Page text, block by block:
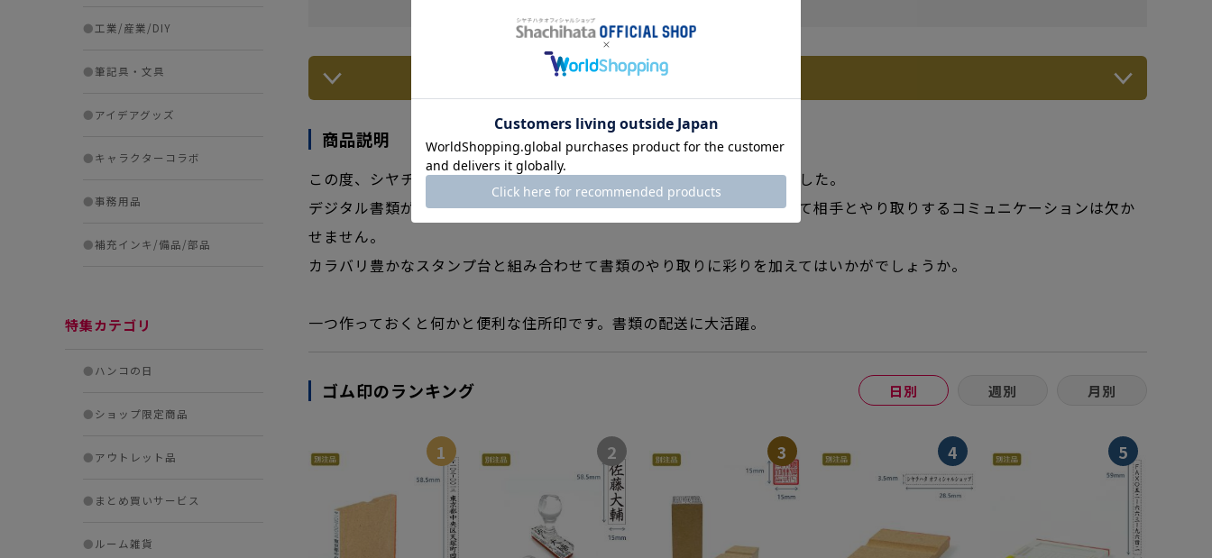
●工業/産業/DIY
●筆記具・文具
●アイデアグッズ
●キャラクターコラボ
●事務用品
●補充インキ/備品/部品
特集カテゴリ
●ハンコの日
●ショップ限定商品
●アウトレット品
● まとめ買いサービス
● ルーム雑貨
別注商品とは？
商品説明
この度、シヤチハタオフィシャルショップでゴム印の取扱いを開始しました。
デジタル書類が普及した現在でも印刷された紙へ新たな文字情報を加えて相手とやり取りするコミュニケーションは欠か
せません。
カラバリ豊かなスタンプ台と組み合わせて書類のやり取りに彩りを加えてはいかがでしょうか。
一つ作っておくと何かと便利な住所印です。書類の配送に大活躍。
ゴム印のランキング 日別 週別 月別
1 2 3 4 5